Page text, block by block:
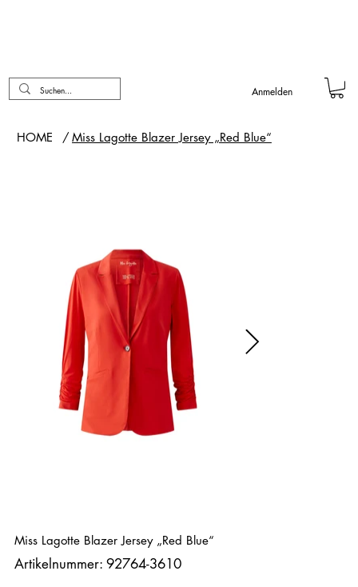
Anmelden
HOME / Miss Lagotte Blazer Jersey „Red Blue“
Miss Lagotte Blazer Jersey „Red Blue“
Artikelnummer: Artikelnummer:
92764-
92764-3610